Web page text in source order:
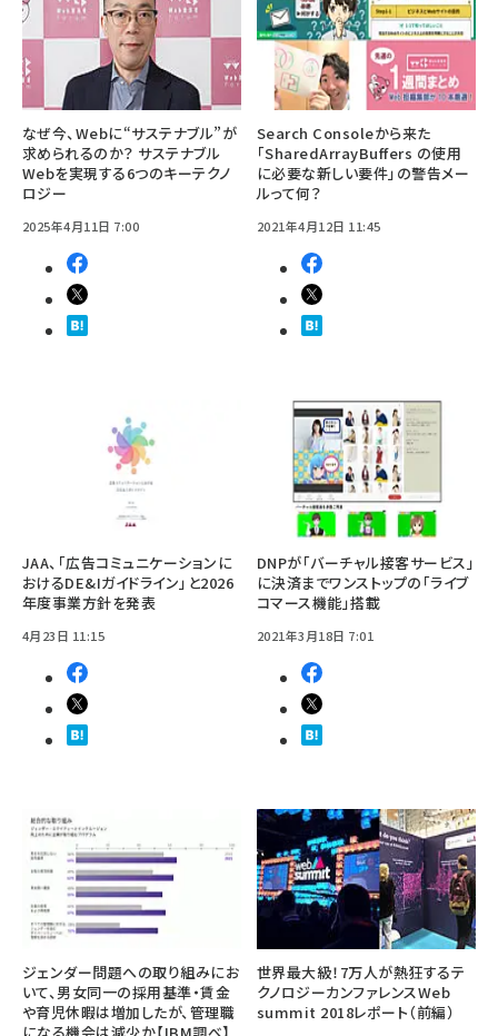
なぜ今、Webに“サステナブル”が
求められるのか？ サステナブル
Webを実現する6つのキーテクノ
ロジー
2025年4月11日 7:00
Search Consoleから来た
「SharedArrayBuffers の使用
に必要な新しい要件」の警告メー
ルって何？
2021年4月12日 11:45
JAA、「広告コミュニケーションに
おけるDE&Iガイドライン」と2026
年度事業方針を発表
4月23日 11:15
DNPが「バーチャル接客サービス」
に決済までワンストップの「ライブ
コマース機能」搭載
2021年3月18日 7:01
ジェンダー問題への取り組みにお
いて、男女同一の採用基準・賃金
や育児休暇は増加したが、管理職
になる機会は減少か【IBM調べ】
世界最大級！7万人が熱狂するテ
クノロジーカンファレンスWeb
summit 2018レポート（前編）